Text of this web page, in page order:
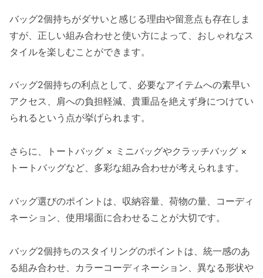
バッグ2個持ちがダサいと感じる理由や留意点も存在しま
すが、正しい組み合わせと使い方によって、おしゃれなス
タイルを楽しむことができます。
バッグ2個持ちの利点として、必要なアイテムへの素早い
アクセス、肩への負担軽減、貴重品を絶えず身につけてい
られるという点が挙げられます。
さらに、トートバッグ × ミニバッグやクラッチバッグ ×
トートバッグなど、多彩な組み合わせが考えられます。
バッグ選びのポイントは、収納容量、荷物の量、コーディ
ネーション、使用場面に合わせることが大切です。
バッグ2個持ちのスタイリングのポイントは、統一感のあ
る組み合わせ、カラーコーディネーション、異なる形状や